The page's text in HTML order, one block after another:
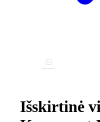
Išskirtinė